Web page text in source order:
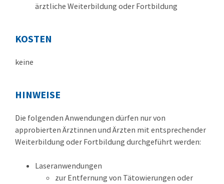
ärztliche Weiterbildung oder Fortbildung
KOSTEN
keine
HINWEISE
Die folgenden Anwendungen dürfen nur von
approbierten Ärztinnen und Ärzten mit entsprechender
Weiterbildung oder Fortbildung durchgeführt werden:
Laseranwendungen
zur Entfernung von Tätowierungen oder